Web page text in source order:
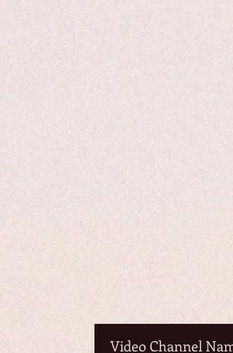
Video Channel